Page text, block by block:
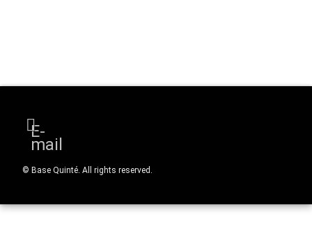
E-
mail
© Base Quinté. All rights reserved.